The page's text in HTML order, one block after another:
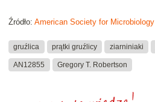
Źródło: American Society for Microbiology
gruźlica prątki gruźlicy ziarniniaki
AN12855 Gregory T. Robertson